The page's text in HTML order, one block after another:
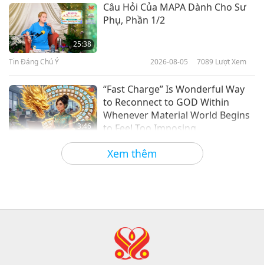
Tin Đáng Chú Ý
Xem thêm
25:38
Câu Hỏi Của MAPA Dành Cho Sư
Phụ, Phần 1/2
Tin Đáng Chú Ý 2026-08-05 7089 Lượt Xem
3:46
“Fast Charge” Is Wonderful Way
to Reconnect to GOD Within
Whenever Material World Begins
to Feel Too Imposing
2026-08-05 1204
38:07
Đạo Đức Hồi Giáo Về Nước: Trích